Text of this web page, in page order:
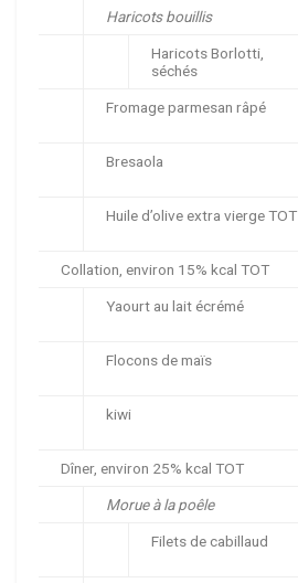
Haricots bouillis
Haricots Borlotti,
séchés
Fromage parmesan râpé
Bresaola
Huile d’olive extra vierge TOT
Collation, environ 15% kcal TOT
Yaourt au lait écrémé
Flocons de maïs
kiwi
Dîner, environ 25% kcal TOT
Morue à la poêle
Filets de cabillaud